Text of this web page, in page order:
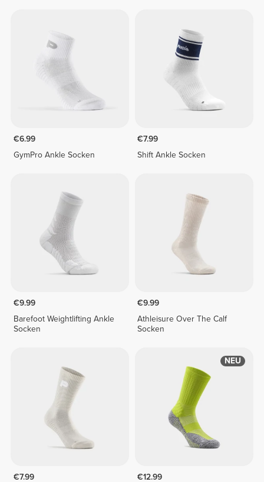
€6.99
GymPro Ankle Socken
€7.99
Shift Ankle Socken
€9.99
Barefoot Weightlifting Ankle
Socken
€9.99
Athleisure Over The Calf
Socken
€7.99
NEU
€12.99